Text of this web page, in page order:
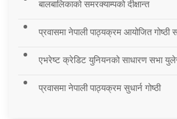
बालबालिकाको समरक्याम्पको दीक्षान्त
प्रवासमा नेपाली पाठ्यक्रम आयोजित गोष्ठी
एभरेष्ट क्रेडिट युनियनको साधारण सभा
प्रवासमा नेपाली पाठ्यक्रम सुधार्न गोष्ठी